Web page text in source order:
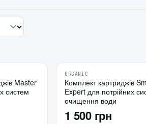
Master
систем
12
ORGANIC
Комплект картриджів
Expert для потрійних
очищення води
1 500 грн